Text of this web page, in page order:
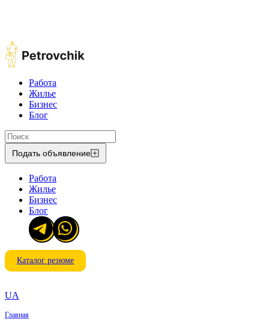
Работа
Жилье
Бизнес
Блог
Подать объявление
Работа
Жилье
Бизнес
Блог
Каталог резюме
UA
Главная